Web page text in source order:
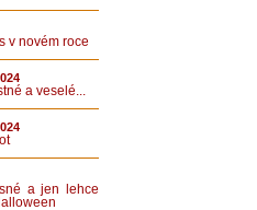
v novém roce
a veselé...
a jen lehce